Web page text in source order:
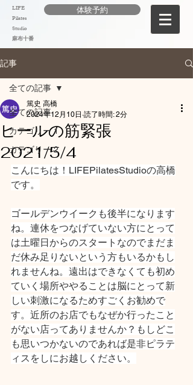
LIFE
Pilates
Studio
麻布十番
体験予約
記事
全ての記事
カテゴリー 1
カテゴリー 2
全ての記事
ヒールの筋緊張
2021/5/4
篤史 高橋
2024年12月10日 読了時間: 2分
こんにちは！LIFEPilatesStudioの高橋
です。
ゴールデンウイークも後半になります
ね。連休をつなげていない方にとって
は土曜日からのスタートなのでまだま
だ休み足りないという方もいるかもし
れませんね。遠出はできなくても初め
ていく場所ややることは脳にとって新
しい刺激になるためすごくお勧めで
す。近所のお店でもなぜか行ったこと
がない店ってありませんか？もしどこ
も思いつかないのであれば是非ピラテ
ィスをしにお越しください。